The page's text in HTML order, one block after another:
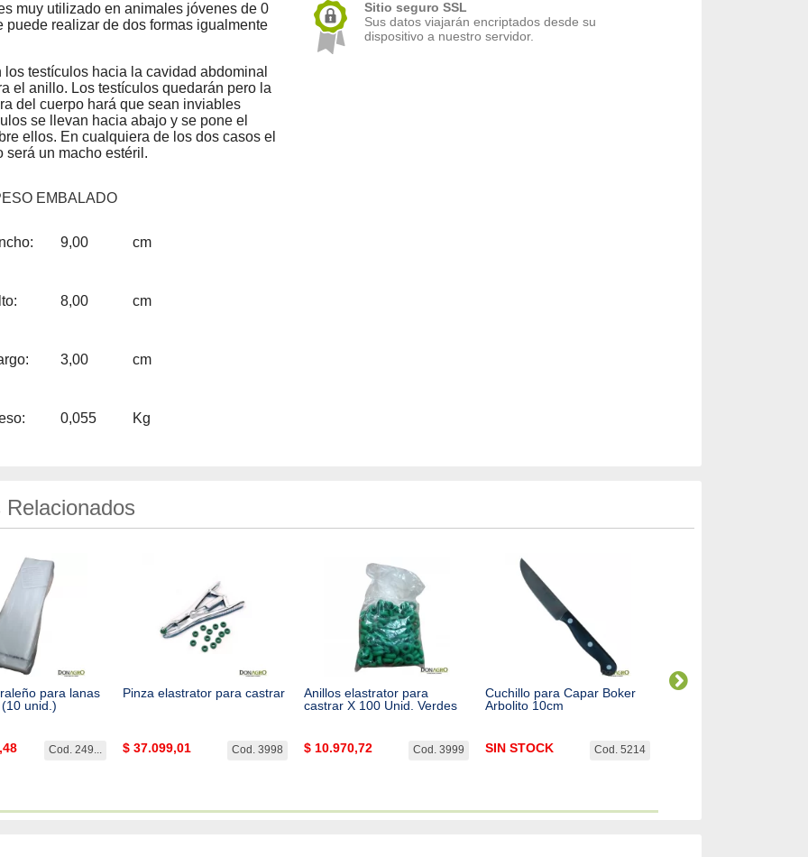
muy utilizado en animales jóvenes de 0
puede realizar de dos formas igualmente
los testículos hacia la cavidad abdominal
el anillo. Los testículos quedarán pero la
del cuerpo hará que sean inviables
se llevan hacia abajo y se pone el
ellos. En cualquiera de los dos casos el
será un macho estéril.
EMBALADO
9,00 cm
8,00 cm
3,00 cm
0,055 Kg
Sitio seguro SSL
Sus datos viajarán encriptados desde su
dispositivo a nuestro servidor.
Relacionados
para lanas
unid.)
Cod. 249...
Pinza elastrator para castrar
Cod. 3998
$ 37.099,01
Anillos elastrator para
castrar X 100 Unid. Verdes
Cod. 3999
$ 10.970,72
Cuchillo para Capar Boker
Arbolito 10cm
Cod. 5214
SIN STOCK
Tiza Pintura Barra